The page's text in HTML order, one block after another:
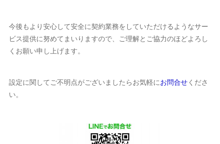
今後もより安心して安全に契約業務をしていただけるようなサー
ビス提供に努めてまいりますので、ご理解とご協力のほどよろし
くお願い申し上げます。
設定に関してご不明点がございましたらお気軽にお問合せくださ
い。